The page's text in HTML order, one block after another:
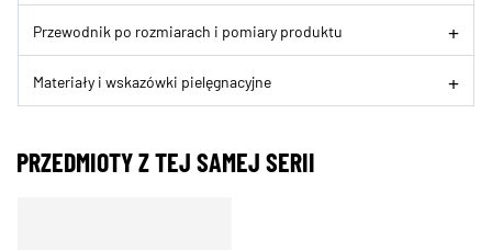
Przewodnik po rozmiarach i pomiary produktu
Materiały i wskazówki pielęgnacyjne
PRZEDMIOTY Z TEJ SAMEJ SERII